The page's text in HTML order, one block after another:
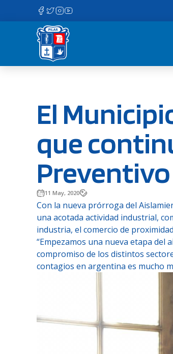
contenido
El
que
11 May, 2020
Con la nueva prórroga del
una acotada actividad industrial,
industria, el comercio de
“Empezamos una nueva etapa
compromiso de los distintos
contagios en argentina es mucho